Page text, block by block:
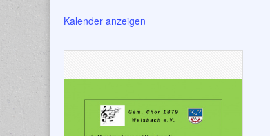
Kalender anzeigen